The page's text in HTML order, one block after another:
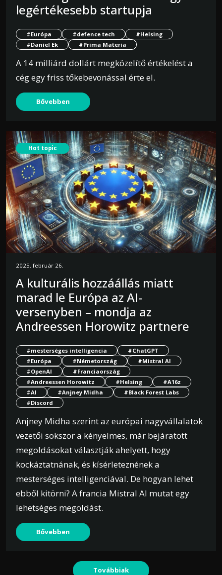
legértékesebb startupja
#Európa #defence tech
#Helsing
#Daniel Ek
#Prima Materia
A 14 milliárd dollárt megközelítő értékelést a
cég egy friss tőkebevonással érte el.
Bővebben
Hot topic
2025. február 26.
A kulturális hozzáállás miatt
marad le Európa az AI-
versenyben – mondja az
Andreessen Horowitz partnere
#mesterséges intelligencia
#ChatGPT
#Európa
#Németország
#Mistral AI
#OpenAI
#Franciaország
#Andreessen Horowitz
#Helsing
#A16z
#AI
#Anjney Midha
#Black Forest Labs
#Discord
Anjney Midha szerint az európai nagyvállalatok
vezetői sokszor a kényelmes, már bejáratott
megoldásokat választják ahelyett, hogy
kockáztatnának, és kísérleteznének a
mesterséges intelligenciával. De hogyan lehet
ebből kitörni? A francia Mistral AI mutat egy
lehetséges megoldást.
Bővebben
Továbbiak